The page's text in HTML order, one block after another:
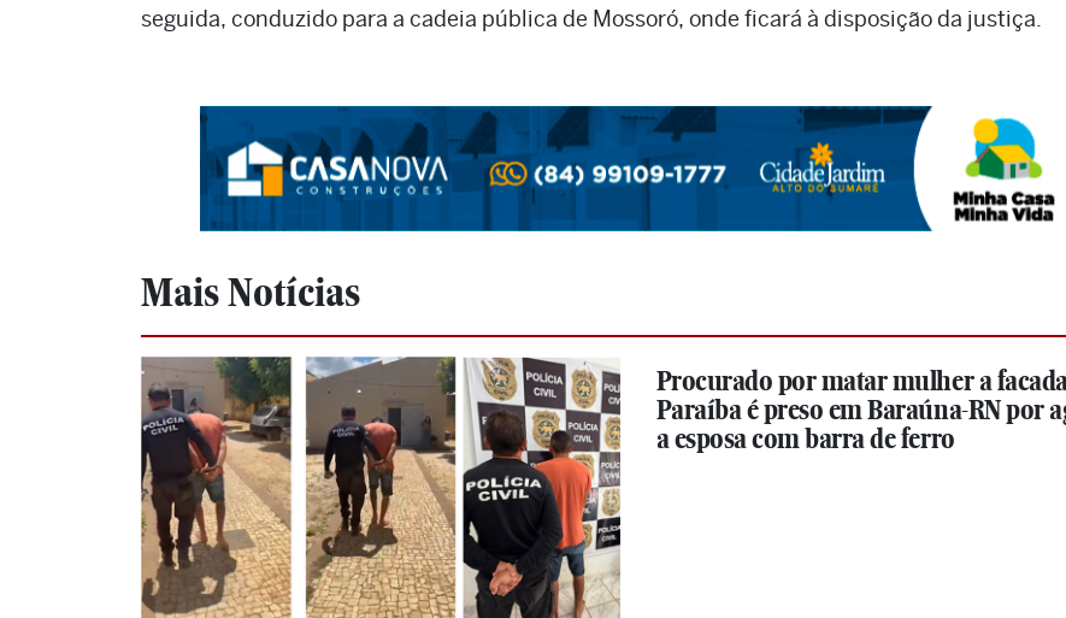
seguida, conduzido para a cadeia pública de Mossoró, onde ficará à disposição da justiça.
Mais Notícias
Procurado por matar mulher a
Paraíba é preso em Baraúna-RN por
a esposa com barra de ferro